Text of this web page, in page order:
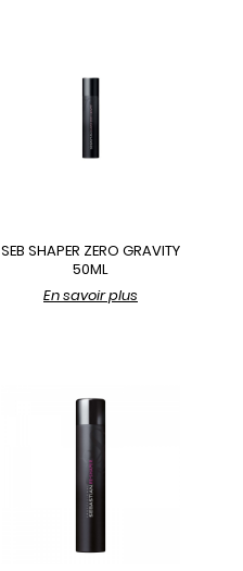
SEB SHAPER ZERO GRAVITY
50ML
En savoir plus